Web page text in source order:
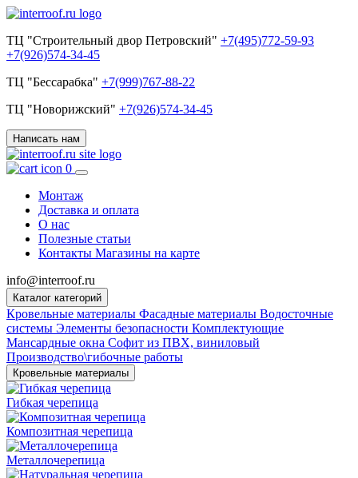
ТЦ "Строительный двор Петровский" +7(495)772-59-93
+7(926)574-34-45
ТЦ "Бессарабка" +7(999)767-88-22
ТЦ "Новорижский" +7(926)574-34-45
Написать нам
0
Монтаж
Доставка и оплата
О нас
Полезные статьи
Контакты Магазины на карте
info@interroof.ru
Каталог категорий
Кровельные материалы Фасадные материалы Водосточные
системы Элементы безопасности Комплектующие
Мансардные окна Софит из ПВХ, виниловый
Производство\гибочные работы
Кровельные материалы
Гибкая черепица
Композитная черепица
Металлочерепица